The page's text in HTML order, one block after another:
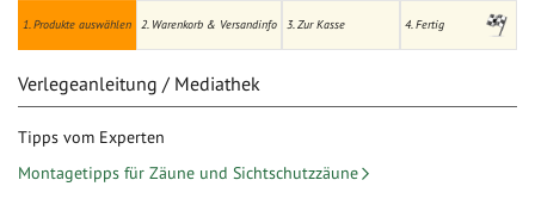
1. Produkte auswählen 2. Warenkorb & Versandinfo 3. Zur Kasse 4. Fertig
Verlegeanleitung / Mediathek
Tipps vom Experten
Montagetipps für Zäune und Sichtschutzzäune